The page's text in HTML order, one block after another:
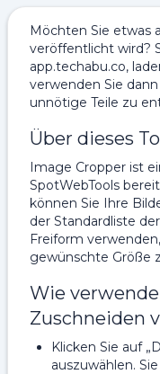
Möchten Sie etwas
veröffentlicht wird?
app.techabu.co,
verwenden Sie
unnötige Teile zu
Über dieses
Image Cropper ist
SpotWebTools
können Sie Ihre
der Standardliste
Freiform
gewünschte Größe
Wie
Zuschneiden
Klicken Sie auf
auszuwählen.